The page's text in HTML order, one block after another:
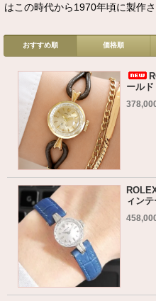
はこの時代から1970年頃に製作
おすすめ順 価格順
ール
ィン